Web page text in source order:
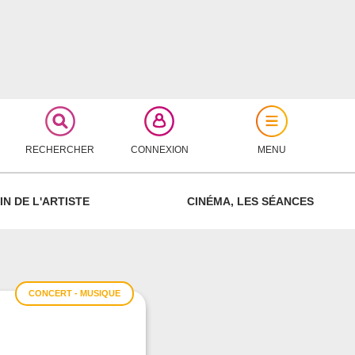
RECHERCHER CONNEXION MENU
DE L'ARTISTE CINÉMA, LES SÉANCES
CONCERT - MUSIQUE
FERMER